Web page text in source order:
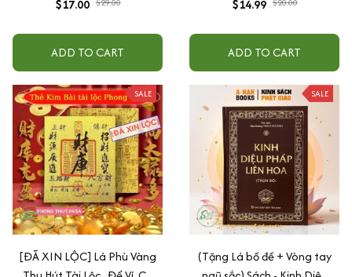
$17.00
ADD TO CART
May Mắn Bình An Theo Mệnh
$14.99
ADD TO CART
SALE
[ĐÃ XIN LỘC] Lá Phù Vàng
SALE
(Tặng Lá bồ đề + Vòng tay